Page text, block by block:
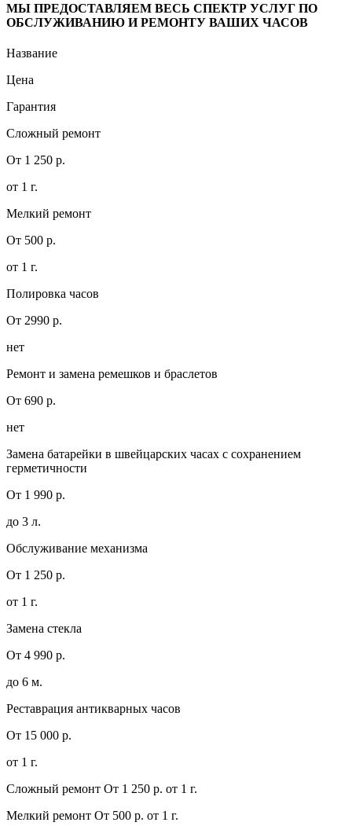
МЫ ПРЕДОСТАВЛЯЕМ ВЕСЬ СПЕКТР УСЛУГ ПО
ОБСЛУЖИВАНИЮ И РЕМОНТУ ВАШИХ ЧАСОВ
Название
Цена
Гарантия
Сложный ремонт
От 1 250 р.
от 1 г.
Мелкий ремонт
От 500 р.
от 1 г.
Полировка часов
От 2990 р.
нет
Ремонт и замена ремешков и браслетов
От 690 р.
нет
Замена батарейки в швейцарских часах с сохранением
герметичности
От 1 990 р.
до 3 л.
Обслуживание механизма
От 1 250 р.
от 1 г.
Замена стекла
От 4 990 р.
до 6 м.
Реставрация антикварных часов
От 15 000 р.
от 1 г.
Сложный ремонт От 1 250 р. от 1 г.
Мелкий ремонт От 500 р. от 1 г.